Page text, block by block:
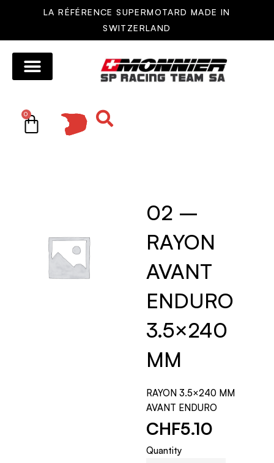
LA RÉFÉRENCE SUPERMOTARD MADE IN
SWITZERLAND
0
02 –
RAYON
AVANT
ENDURO
3.5×240
MM
RAYON 3.5×240 MM
AVANT ENDURO
CHF5.10
Quantity